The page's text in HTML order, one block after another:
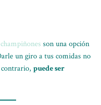
champiñones son una opción
un giro a tus comidas no
puede ser